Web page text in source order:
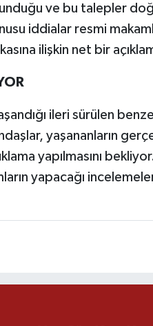
ve bu talepler
iddialar resmi
ilişkin net bir
ileri sürülen
yaşananların
yapılmasını
yapacağı